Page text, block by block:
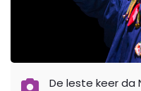
De leste keer da